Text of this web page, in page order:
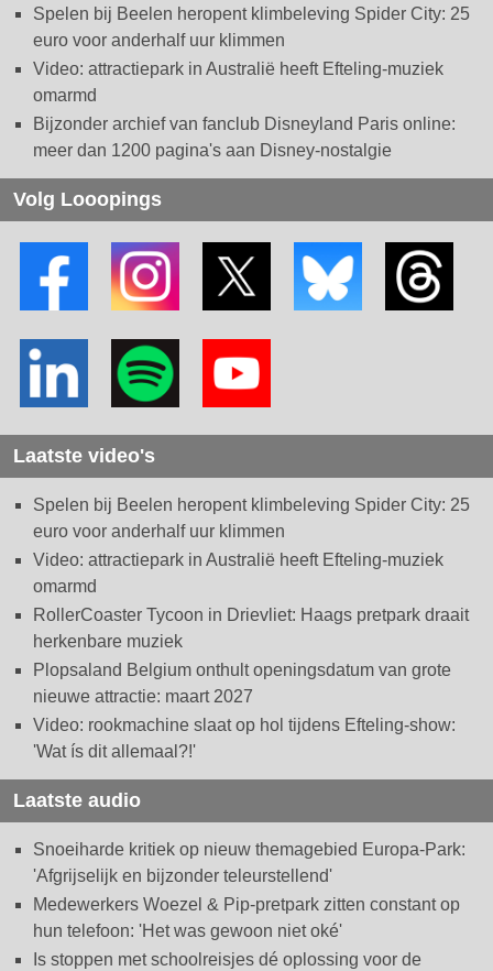
Spelen bij Beelen heropent klimbeleving Spider City: 25
euro voor anderhalf uur klimmen
Video: attractiepark in Australië heeft Efteling-muziek
omarmd
Bijzonder archief van fanclub Disneyland Paris online:
meer dan 1200 pagina's aan Disney-nostalgie
Volg Looopings
Laatste video's
Spelen bij Beelen heropent klimbeleving Spider City: 25
euro voor anderhalf uur klimmen
Video: attractiepark in Australië heeft Efteling-muziek
omarmd
RollerCoaster Tycoon in Drievliet: Haags pretpark draait
herkenbare muziek
Plopsaland Belgium onthult openingsdatum van grote
nieuwe attractie: maart 2027
Video: rookmachine slaat op hol tijdens Efteling-show:
'Wat ís dit allemaal?!'
Laatste audio
Snoeiharde kritiek op nieuw themagebied Europa-Park:
'Afgrijselijk en bijzonder teleurstellend'
Medewerkers Woezel & Pip-pretpark zitten constant op
hun telefoon: 'Het was gewoon niet oké'
Is stoppen met schoolreisjes dé oplossing voor de